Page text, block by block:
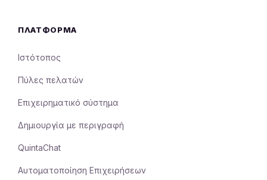
ΠΛΑΤΦΌΡΜΑ
Ιστότοπος
Πύλες πελατών
Επιχειρηματικό σύστημα
Δημιουργία με περιγραφή
QuintaChat
Αυτοματοποίηση Επιχειρήσεων